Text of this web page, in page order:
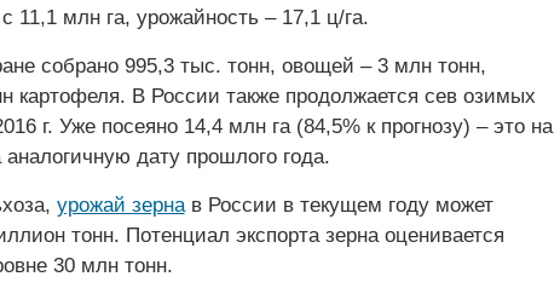
11,1 млн га, урожайность – 17,1 ц/га.
собрано 995,3 тыс. тонн, овощей – 3 млн тонн,
картофеля. В России также продолжается сев озимых
г. Уже посеяно 14,4 млн га (84,5% к прогнозу) – это на
дату прошлого года.
урожай зернав России в текущем году может
тонн. Потенциал экспорта зерна оценивается
30 млн тонн.